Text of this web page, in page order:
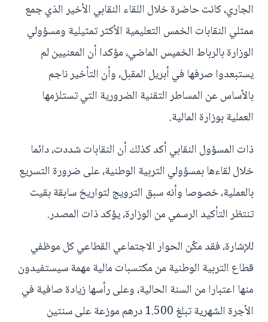
الجاري، كانت حاضرة خلال اللقاء النقابي الأخير الذي جمع
ممثلي النقابات الخمس التعليمية الأكثر تمثيلية ومسؤولي
الوزارة بالرباط الخميس الماضي، مؤكدا أن المعنيين لم
يستبعدوا صرفها في أبريل المقبل، وأن التأخير ناجم
بالأساس عن المساطر التقنية الضرورية التي تستلزمها
العملية بوزارة المالية.
ذات المسؤول النقابي أكد كذلك أن النقابات شددت، دائما
خلال لقاءها بمسؤولي التربية الوطنية، على ضرورة التسريع
بالعملية، خصوصا وأنه سبق الترويج لتواريخ سابقة بقيت
تنتظر التأكيد الرسمي من الوزارة، يؤكد ذات المصدر.
للإشارة، فقد مكّن الحوار الاجتماعي القطاعي كل موظفي
قطاع التربية الوطنية من مكتسبات مالية مهمة سيستفيدون
منها اعتبارا من السنة الحالية، وعلى رأسها زيادة صافية في
الأجرة الشهرية تبلغ 1.500 درهم موزعة على سنتين